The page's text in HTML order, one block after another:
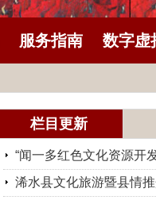
服务指南 数字虚
栏目更新
“闻一多红色文化资源开
浠水县文化旅游暨县情